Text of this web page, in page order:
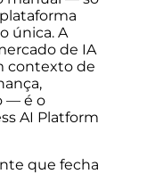
única. A
de IA
contexto de
— é o
AI Platform
que fecha